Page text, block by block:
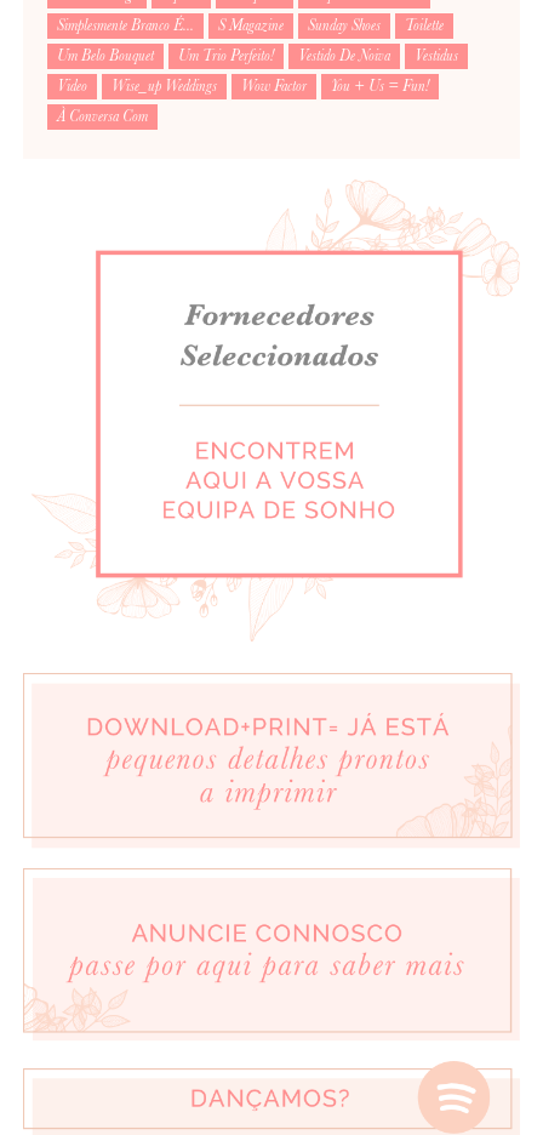
Simplesmente Branco É...
S Magazine Sunday Shoes
Toilette
Um Belo Bouquet
Um Trio Perfeito! Vestido De Noiva
Vestidus
Video
Wise_up Weddings Wow Factor
You + Us = Fun!
À Conversa Com